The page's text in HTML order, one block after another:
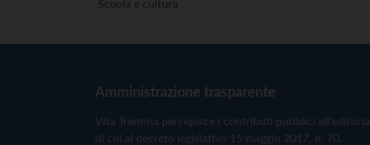
Scuola e cultura
Amministrazione trasparente
Vita Trentina percepisce i contributi pubblici all'editoria
di cui al decreto legislativo 15 maggio 2017, n. 70.